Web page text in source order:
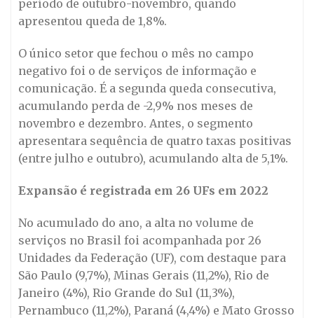
período de outubro-novembro, quando
apresentou queda de 1,8%.
O único setor que fechou o mês no campo
negativo foi o de serviços de informação e
comunicação. É a segunda queda consecutiva,
acumulando perda de -2,9% nos meses de
novembro e dezembro. Antes, o segmento
apresentara sequência de quatro taxas positivas
(entre julho e outubro), acumulando alta de 5,1%.
Expansão é registrada em 26 UFs em 2022
No acumulado do ano, a alta no volume de
serviços no Brasil foi acompanhada por 26
Unidades da Federação (UF), com destaque para
São Paulo (9,7%), Minas Gerais (11,2%), Rio de
Janeiro (4%), Rio Grande do Sul (11,3%),
Pernambuco (11,2%), Paraná (4,4%) e Mato Grosso